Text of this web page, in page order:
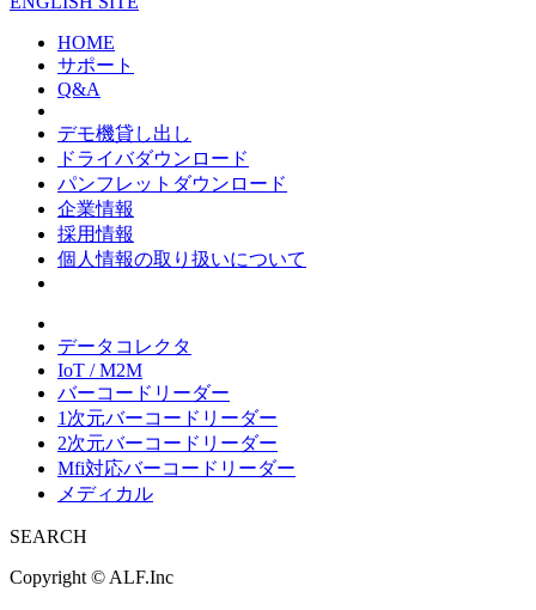
HOME
サポート
Q&A
デモ機貸し出し
ドライバダウンロード
パンフレットダウンロード
企業情報
採用情報
個人情報の取り扱いについて
データコレクタ
IoT / M2M
バーコードリーダー
1次元バーコードリーダー
2次元バーコードリーダー
Mfi対応バーコードリーダー
メディカル
SEARCH
Copyright © ALF.Inc